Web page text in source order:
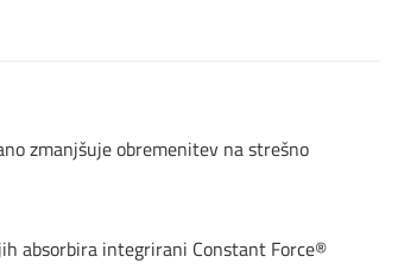
zmanjšuje obremenitev na strešno
absorbira integrirani Constant Force®